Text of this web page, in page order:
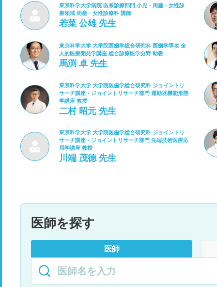
東京科学大学病院 医系診療部門 小児・周産・女性診
療領域 周産・女性診療科 講師
若菜 公雄 先生
東京科学大学 大学院医歯学総合研究科 医歯学専攻 全
人的医療開発学講座 総合診療医学分野 助教
馬渕 卓 先生
東京科学大学 大学院医歯学総合研究科 ジョイントリ
サーチ講座・ジョイントリサーチ部門 運動器機能形態
学講座 教授
二村 昭元 先生
東京科学大学 大学院医歯学総合研究科 ジョイントリ
サーチ講座・ジョイントリサーチ部門 先端技術医療応
用学講座 教授
川端 茂德 先生
医師を探す
医師